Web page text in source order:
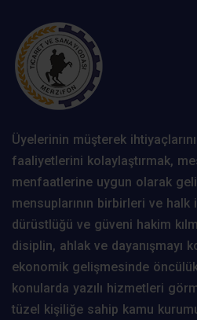
Üyelerinin müşterek
faaliyetlerini kolaylaştırmak,
menfaatlerine uygun olarak
mensuplarının birbirleri ve
dürüstlüğü ve güveni hakim
disiplin, ahlak ve dayanışmayı
ekonomik gelişmesinde
konularda yazılı hizmetleri
tüzel kişiliğe sahip kamu